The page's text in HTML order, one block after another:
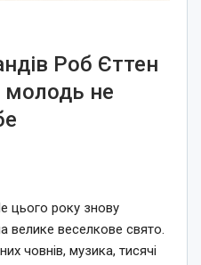
Роб Єттен
молодь не
цього року знову
велике веселкове свято.
човнів, музика, тисячі